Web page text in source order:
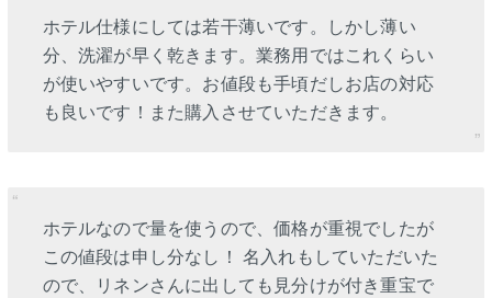
ホテル仕様にしては若干薄いです。しかし薄い
分、洗濯が早く乾きます。業務用ではこれくらい
が使いやすいです。お値段も手頃だしお店の対応
も良いです！また購入させていただきます。
ホテルなので量を使うので、価格が重視でしたが
この値段は申し分なし！ 名入れもしていただいた
ので、リネンさんに出しても見分けが付き重宝で